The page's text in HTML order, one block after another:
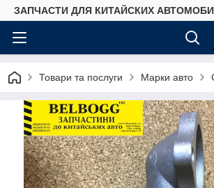
ЗАПЧАСТИ ДЛЯ КИТАЙСКИХ
Товари та послуги Марки авто